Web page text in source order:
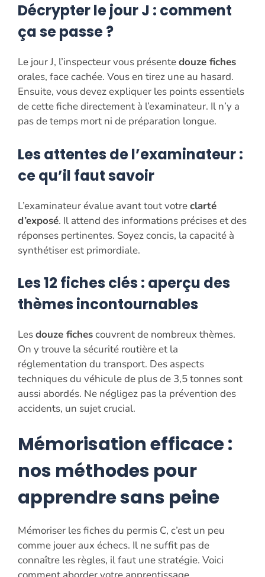
Décrypter le jour J : comment
ça se passe ?
Le jour J, l’inspecteur vous présentedouze fiches
orales, face cachée. Vous en tirez une au hasard.
Ensuite, vous devez expliquer les points essentiels
de cette fiche directement à l’examinateur. Il n’y a
pas de temps mort ni de préparation longue.
Les attentes de l’examinateur :
ce qu’il faut savoir
L’examinateur évalue avant tout votreclarté
d’exposé. Il attend des informations précises et des
réponses pertinentes. Soyez concis, la capacité à
synthétiser est primordiale.
Les 12 fiches clés : aperçu des
thèmes incontournables
Lesdouze fichescouvrent de nombreux thèmes.
On y trouve la sécurité routière et la
réglementation du transport. Des aspects
techniques du véhicule de plus de 3,5 tonnes sont
aussi abordés. Ne négligez pas la prévention des
accidents, un sujet crucial.
Mémorisation efficace :
nos méthodes pour
apprendre sans peine
Mémoriser les fiches du permis C, c’est un peu
comme jouer aux échecs. Il ne suffit pas de
connaître les règles, il faut une stratégie. Voici